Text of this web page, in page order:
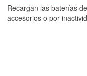
Recargan las baterías
accesorios o por